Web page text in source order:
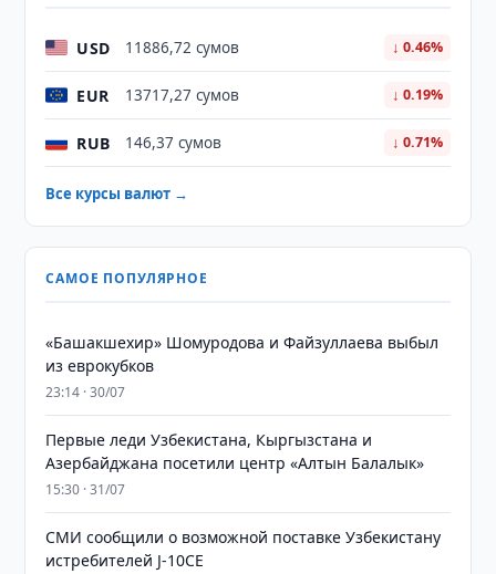
USD 11886,72 сумов ↓ 0.46%
EUR 13717,27 сумов ↓ 0.19%
RUB 146,37 сумов ↓ 0.71%
Все курсы валют →
САМОЕ ПОПУЛЯРНОЕ
«Башакшехир» Шомуродова и Файзуллаева выбыл
из еврокубков
23:14 · 30/07
Первые леди Узбекистана, Кыргызстана и
Азербайджана посетили центр «Алтын Балалык»
15:30 · 31/07
СМИ сообщили о возможной поставке Узбекистану
истребителей J-10CE